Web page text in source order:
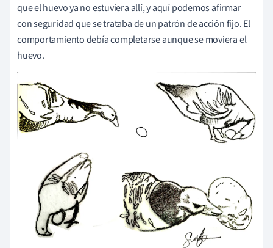
que el huevo ya no estuviera allí, y aquí podemos afirmar
con seguridad que se trataba de un patrón de acción fijo. El
comportamiento debía completarse aunque se moviera el
huevo.